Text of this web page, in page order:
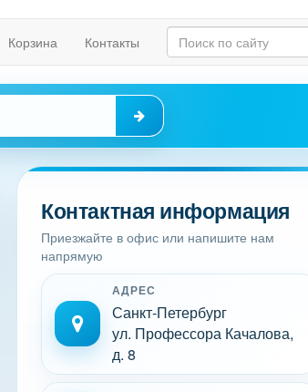
Корзина Контакты
Контактная информация
Приезжайте в офис или напишите нам
напрямую
АДРЕС
Санкт-Петербург
ул. Профессора Качалова,
д. 8